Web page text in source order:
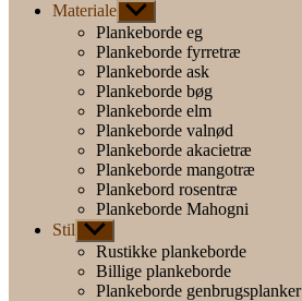
Materiale Vis
undermenu
Plankeborde eg
Plankeborde fyrretræ
Plankeborde ask
Plankeborde bøg
Plankeborde elm
Plankeborde valnød
Plankeborde akacietræ
Plankeborde mangotræ
Plankebord rosentræ
Plankeborde Mahogni
Stil Vis
undermenu
Rustikke plankeborde
Billige plankeborde
Plankeborde genbrugsplanker